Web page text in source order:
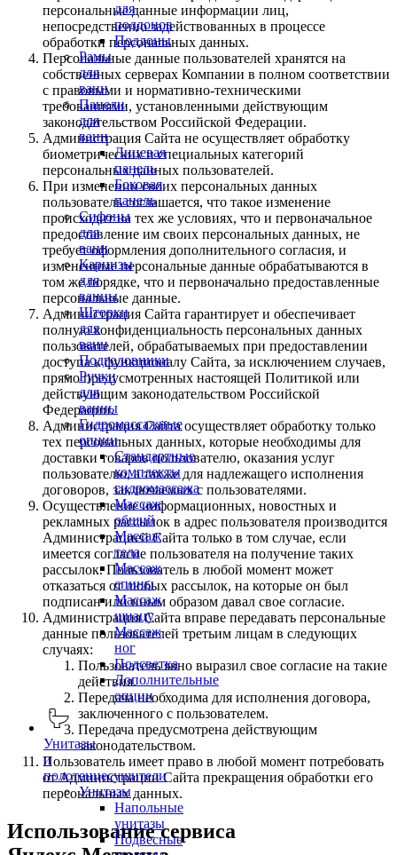
для
поддонов
Поддоны
Рамы
для
ванн
Панели
для
ванн
Лицевая
панель
Боковая
панель
Сифоны
для
ванн
Карнизы
для
ванны
Шторки
для
ванн
Подголовники
Ручки
для
ванны
Гидромассажные
опции
Стандартные
комплекты
гидромассажа
Массаж
общий
Массаж
тела
Массаж
спины
Массаж
шиацу
Массаж
ног
Подсветка
Дополнительные
опции
Унитазы
и
полотенцесушители
Унитазы
Напольные
унитазы
Подвесные
персональные данные информации лиц,
непосредственно задействованных в процессе
обработки персональных данных.
Персональные данные пользователей хранятся на
собственных серверах Компании в полном соответствии
с правовыми и нормативно-техническими
требованиями, установленными действующим
законодательством Российской Федерации.
Администрация Сайта не осуществляет обработку
биометрических и специальных категорий
персональных данных пользователей.
При изменении своих персональных данных
пользователь соглашается, что такое изменение
происходит на тех же условиях, что и первоначальное
предоставление им своих персональных данных, не
требует оформления дополнительного согласия, и
измененные персональные данные обрабатываются в
том же порядке, что и первоначально предоставленные
персональные данные.
Администрация Сайта гарантирует и обеспечивает
полную конфиденциальность персональных данных
пользователей, обрабатываемых при предоставлении
доступа к функционалу Сайта, за исключением случаев,
прямо предусмотренных настоящей Политикой или
действующим законодательством Российской
Федерации.
Администрация Сайта осуществляет обработку только
тех персональных данных, которые необходимы для
доставки товаров пользователю, оказания услуг
пользователю, а также для надлежащего исполнения
договоров, заключаемых с пользователями.
Осуществление информационных, новостных и
рекламных рассылок в адрес пользователя производится
Администрацией Сайта только в том случае, если
имеется согласие пользователя на получение таких
рассылок. Пользователь в любой момент может
отказаться от любых рассылок, на которые он был
подписан или иным образом давал свое согласие.
Администрация Сайта вправе передавать персональные
данные пользователей третьим лицам в следующих
случаях:
Пользователь явно выразил свое согласие на такие
действия.
Передача необходима для исполнения договора,
заключенного с пользователем.
Передача предусмотрена действующим
законодательством.
Пользователь имеет право в любой момент потребовать
от Администрации Сайта прекращения обработки его
персональных данных.
Использование сервиса